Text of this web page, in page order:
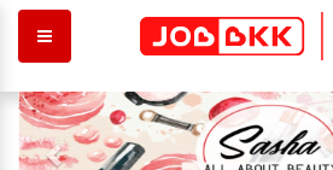
Previous